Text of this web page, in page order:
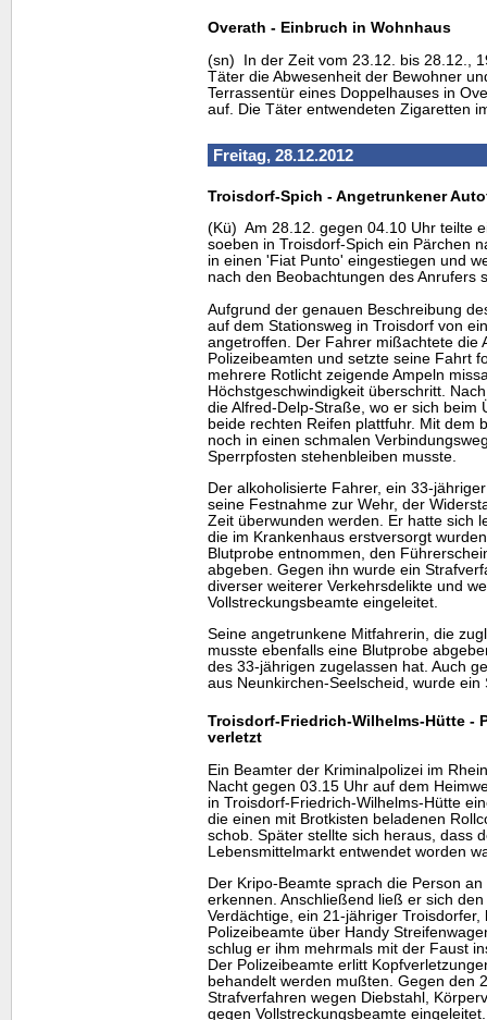
Overath - Einbruch in Wohnhaus
(sn) In der Zeit vom 23.12. bis 28.12.,
Täter die Abwesenheit der Bewohner
Terrassentür eines Doppelhauses in
auf. Die Täter entwendeten Zigaretten
Freitag, 28.12.2012
Troisdorf-Spich - Angetrunkener
(Kü) Am 28.12. gegen 04.10 Uhr teilte
soeben in Troisdorf-Spich ein Pärchen
in einen 'Fiat Punto' eingestiegen und
nach den Beobachtungen des Anrufers
Aufgrund der genauen Beschreibung
auf dem Stationsweg in Troisdorf von
angetroffen. Der Fahrer mißachtete die
Polizeibeamten und setzte seine Fahrt
mehrere Rotlicht zeigende Ampeln
Höchstgeschwindigkeit überschritt.
die Alfred-Delp-Straße, wo er sich beim
beide rechten Reifen plattfuhr. Mit dem
noch in einen schmalen
Sperrpfosten stehenbleiben musste.
Der alkoholisierte Fahrer, ein 33-
seine Festnahme zur Wehr, der
Zeit überwunden werden. Er hatte sich
die im Krankenhaus erstversorgt
Blutprobe entnommen, den
abgeben. Gegen ihn wurde ein
diverser weiterer Verkehrsdelikte und
Vollstreckungsbeamte eingeleitet.
Seine angetrunkene Mitfahrerin, die
musste ebenfalls eine Blutprobe
des 33-jährigen zugelassen hat. Auch
aus Neunkirchen-Seelscheid, wurde
Troisdorf-Friedrich-Wilhelms-Hütte -
verletzt
Ein Beamter der Kriminalpolizei im
Nacht gegen 03.15 Uhr auf dem
in Troisdorf-Friedrich-Wilhelms-Hütte
die einen mit Brotkisten beladenen
schob. Später stellte sich heraus, dass
Lebensmittelmarkt entwendet worden
Der Kripo-Beamte sprach die Person
erkennen. Anschließend ließ er sich
Verdächtige, ein 21-jähriger
Polizeibeamte über Handy
schlug er ihm mehrmals mit der Faust
Der Polizeibeamte erlitt
behandelt werden mußten. Gegen den
Strafverfahren wegen Diebstahl,
gegen Vollstreckungsbeamte eingeleitet.